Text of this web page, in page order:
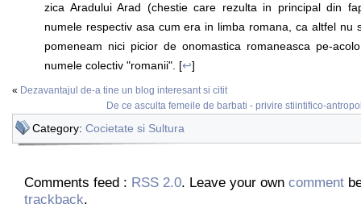
zica Aradului Arad (chestie care rezulta in principal din
numele respectiv asa cum era in limba romana, ca altfel nu
pomeneam nici picior de onomastica romaneasca pe-
numele colectiv "romanii". [↩]
« Dezavantajul de-a tine un blog interesant si citit
De ce asculta femeile de barbati - privire stiintifico-
Category: Cocietate si Sultura
Comments feed : RSS 2.0. Leave your own comment
trackback.